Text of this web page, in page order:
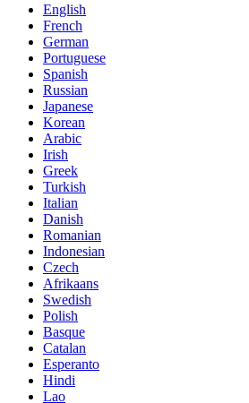
English
French
German
Portuguese
Spanish
Russian
Japanese
Korean
Arabic
Irish
Greek
Turkish
Italian
Danish
Romanian
Indonesian
Czech
Afrikaans
Swedish
Polish
Basque
Catalan
Esperanto
Hindi
Lao